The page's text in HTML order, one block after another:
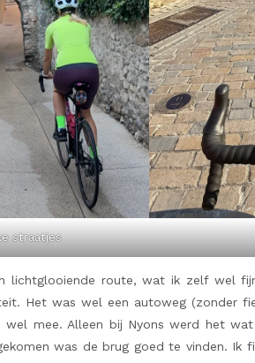
straatjes
lichtglooiende route, wat ik zelf wel
Het was wel een autoweg (zonder
mee. Alleen bij Nyons werd het
was de brug goed te vinden. Ik